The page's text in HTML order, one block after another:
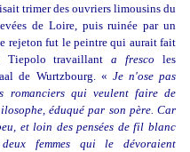
trimer des ouvriers limousins du
de Loire, puis ruinée par un
rejeton fut le peintre qui aurait fait
Tiepolo travaillanta fresco les
de Wurtzbourg. « Je n'ose pas
romanciers qui veulent faire de
éduqué par son père. Car
et loin des pensées de fil blanc
femmes qui le dévoraient